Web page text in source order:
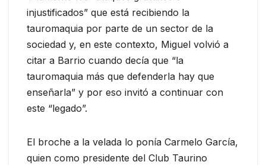
injustificados” que está recibiendo la
tauromaquia por parte de un sector de la
sociedad y, en este contexto, Miguel volvió a
citar a Barrio cuando decía que “la
tauromaquia más que defenderla hay que
enseñarla” y por eso invitó a continuar con
este “legado”.
El broche a la velada lo ponía Carmelo García,
quien como presidente del Club Taurino